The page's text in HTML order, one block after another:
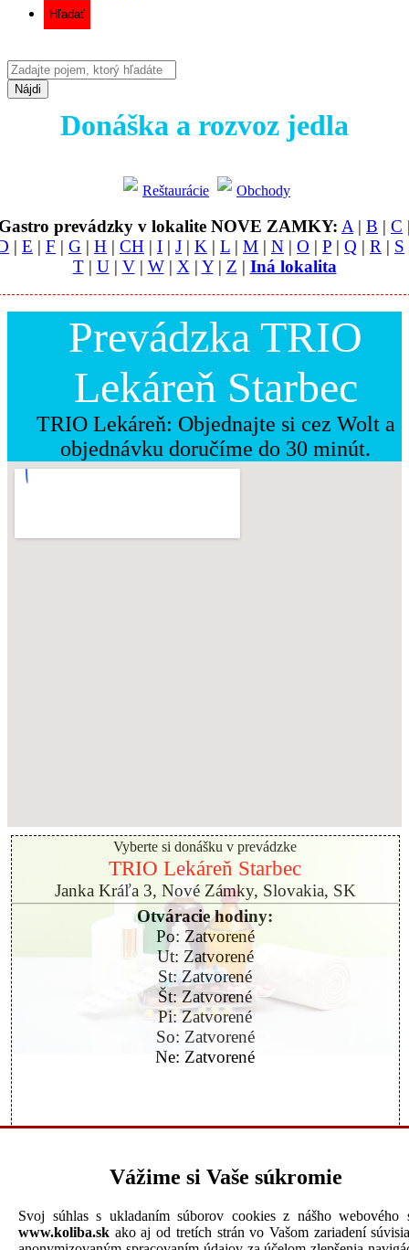
Hľadať
Nájdi
Donáška a rozvoz jedla
Reštaurácie Obchody
prevádzky v lokalite NOVE ZAMKY: A | B | C
| E | F | G | H | CH | I | J | K | L | M | N | O | P | Q | R | S
T| U| V| W| X | Y| Z | Iná lokalita
Prevádzka TRIO
Lekáreň Starbec
TRIO Lekáreň: Objednajte si cez Wolt a
objednávku doručíme do 30 minút.
Vyberte si donášku v prevádzke
TRIO Lekáreň Starbec
Janka Kráľa 3, Nové Zámky, Slovakia, SK
Otváracie hodiny:
Po: Zatvorené
Ut: Zatvorené
St: Zatvorené
Št: Zatvorené
Pi: Zatvorené
So: Zatvorené
Ne: Zatvorené
Spokojnosť 98% (10x) Tel.:
Urobiť objednávku
Powered by
Vážime si Vaše súkromie
Svoj súhlas s ukladaním súborov cookies z nášho webového
www.koliba.sk ako aj od tretích strán vo Vašom zariadení